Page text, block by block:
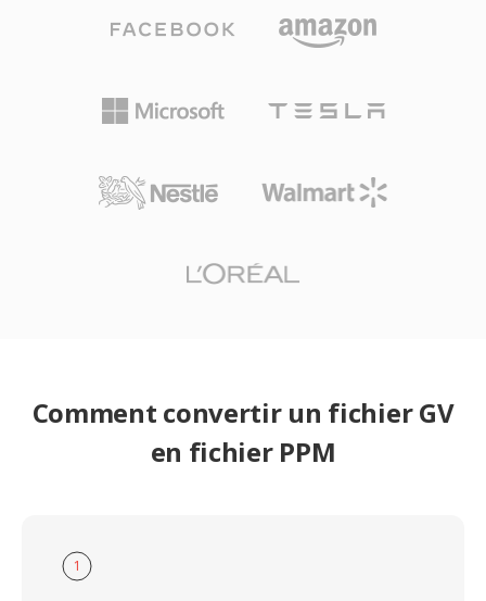
Comment convertir un fichier GV
en fichier PPM
1